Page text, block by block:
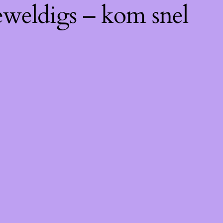
– kom snel